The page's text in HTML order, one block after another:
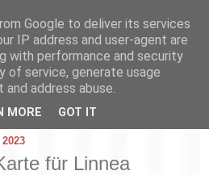
für Linnea
Google to deliver its services
IP address and user-agent are
with performance and security
of service, generate usage
address abuse.
MORE GOT IT